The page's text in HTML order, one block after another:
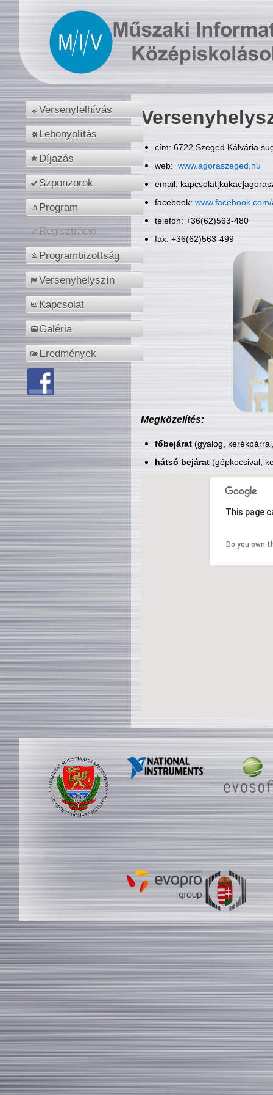
Versenyfelhívás
Lebonyolítás
Díjazás
Szponzorok
Program
Regisztráció
Programbizottság
Versenyhelyszín
Kapcsolat
Galéria
Eredmények
cím: 6722 Szeged Kálvária
web: www.agoraszeged.hu
email:
facebook:
telefon: +36(62)563-480
fax: +36(62)563-499
Megközelítés:
főbejárat(gyalog,
hátsó bejárat(gépkocsival,
This page
Do you own